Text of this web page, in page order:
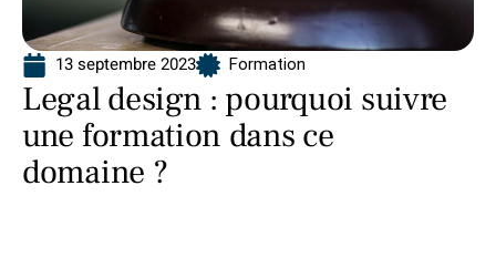
13 septembre 2023 Formation
Legal design : pourquoi suivre
une formation dans ce
domaine ?